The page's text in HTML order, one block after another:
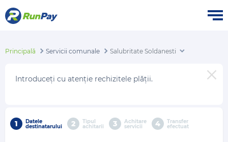
Principală Servicii comunale Salubritate Soldanesti
1 Datele
destinatarului 2 Tipul
achitarii 3 Achitare
servicii 4 Transfer
efectuat
Introduceți cu atenție rechizitele plății.